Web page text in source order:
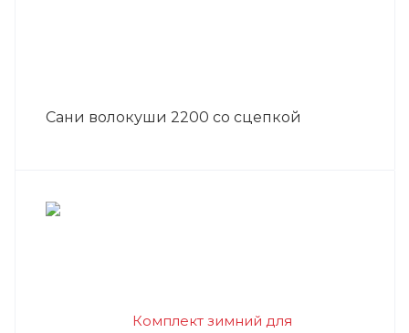
Сани волокуши 2200 со сцепкой